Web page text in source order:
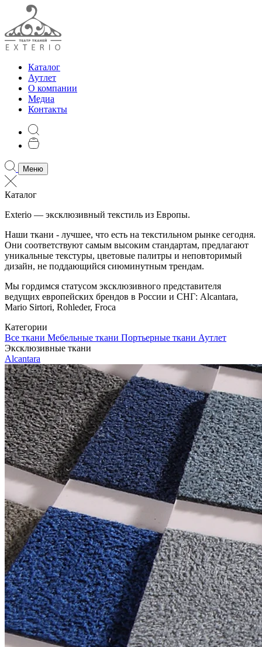
Каталог
Аутлет
О компании
Медиа
Контакты
Меню
Каталог
Exterio — эксклюзивный текстиль из Европы.
Наши ткани - лучшее, что есть на текстильном рынке сегодня.
Они соответствуют самым высоким стандартам, предлагают
уникальные текстуры, цветовые палитры и неповторимый
дизайн, не поддающийся сиюминутным трендам.
Мы гордимся статусом эксклюзивного представителя
ведущих европейских брендов в России и СНГ: Alcantara,
Mario Sirtori, Rohleder, Froca
Категории
Все ткани Мебельные ткани Портьерные ткани Аутлет
Эксклюзивные ткани
Alcantara